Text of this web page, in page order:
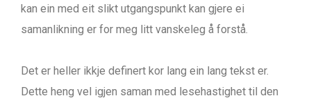
kan ein med eit slikt utgangspunkt kan gjere ei
samanlikning er for meg litt vanskeleg å forstå.
Det er heller ikkje definert kor lang ein lang tekst er.
Dette heng vel igjen saman med lesehastighet til den